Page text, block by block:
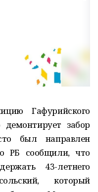
Гафурийского
забор
был направлен
сообщили, что
43-летнего
который